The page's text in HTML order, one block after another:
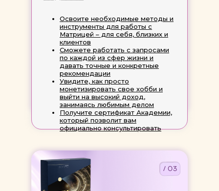
/ 03
Освоите необходимые методы и
инструменты для работы с
Матрицей – для себя, близких и
клиентов
Сможете работать с запросами
по каждой из сфер жизни и
давать точные и конкретные
рекомендации
Увидите, как просто
монетизировать свое хобби и
выйти на высокий доход,
занимаясь любимым делом
Получите сертификат Академии,
который позволит вам
официально консультировать